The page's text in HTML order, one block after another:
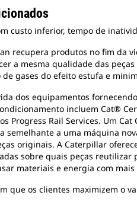
custo inferior, tempo de
recupera produtos no fim da
a mesma qualidade das
gases do efeito estufa e
dos equipamentos
incluem Cat®
Progress Rail Services. Um
semelhante a uma máquina
originais. A Caterpillar
sobre quais peças
materiais e energia com mais
os clientes maximizem o